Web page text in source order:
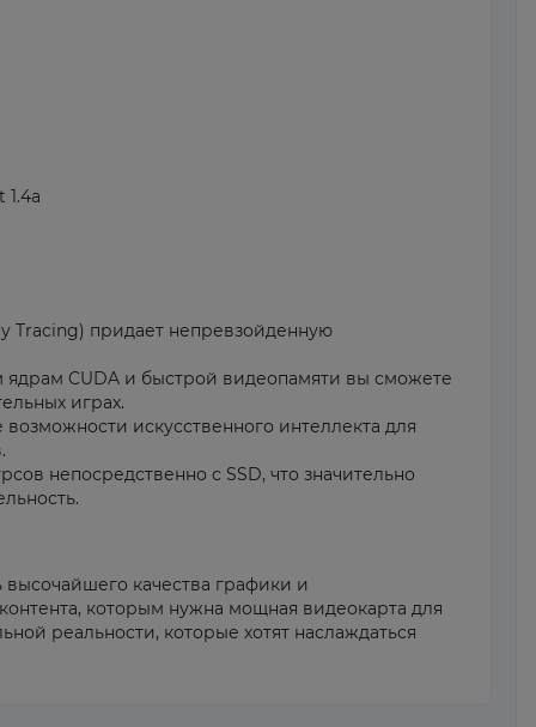
1.4a
Tracing) придает непревзойденную
CUDA и быстрой видеопамяти вы сможете
играх.
искусственного интеллекта для
непосредственно с SSD, что значительно
качества графики и
которым нужна мощная видеокарта для
реальности, которые хотят наслаждаться